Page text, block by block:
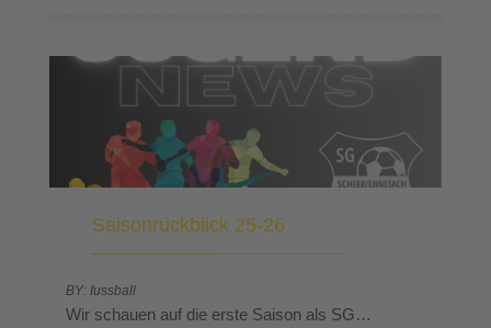
Saisonrückblick 25-26
BY: fussball
Wir schauen auf die erste Saison als SG…